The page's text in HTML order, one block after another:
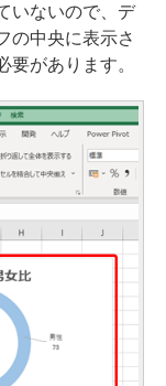
いないので、デ
の中央に表示さ
があります。